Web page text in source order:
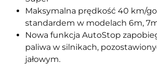
Maksymalna prędkość 40 km/
standardem w modelach 6m,
Nowa funkcja AutoStop
paliwa w silnikach,
jałowym.